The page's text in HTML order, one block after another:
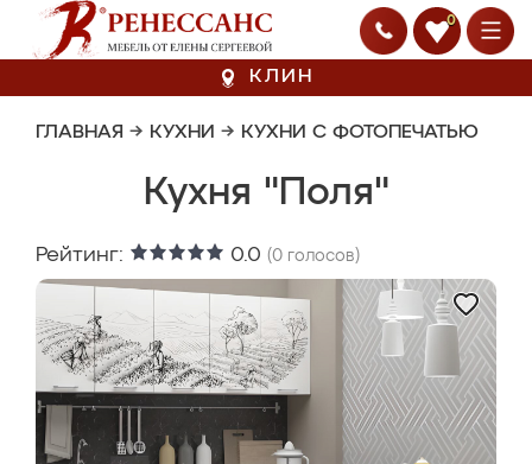
0
КЛИН
ГЛАВНАЯ → КУХНИ → КУХНИ С ФОТОПЕЧАТЬЮ
Кухня "Поля"
Рейтинг: 0.0 (0 голосов)